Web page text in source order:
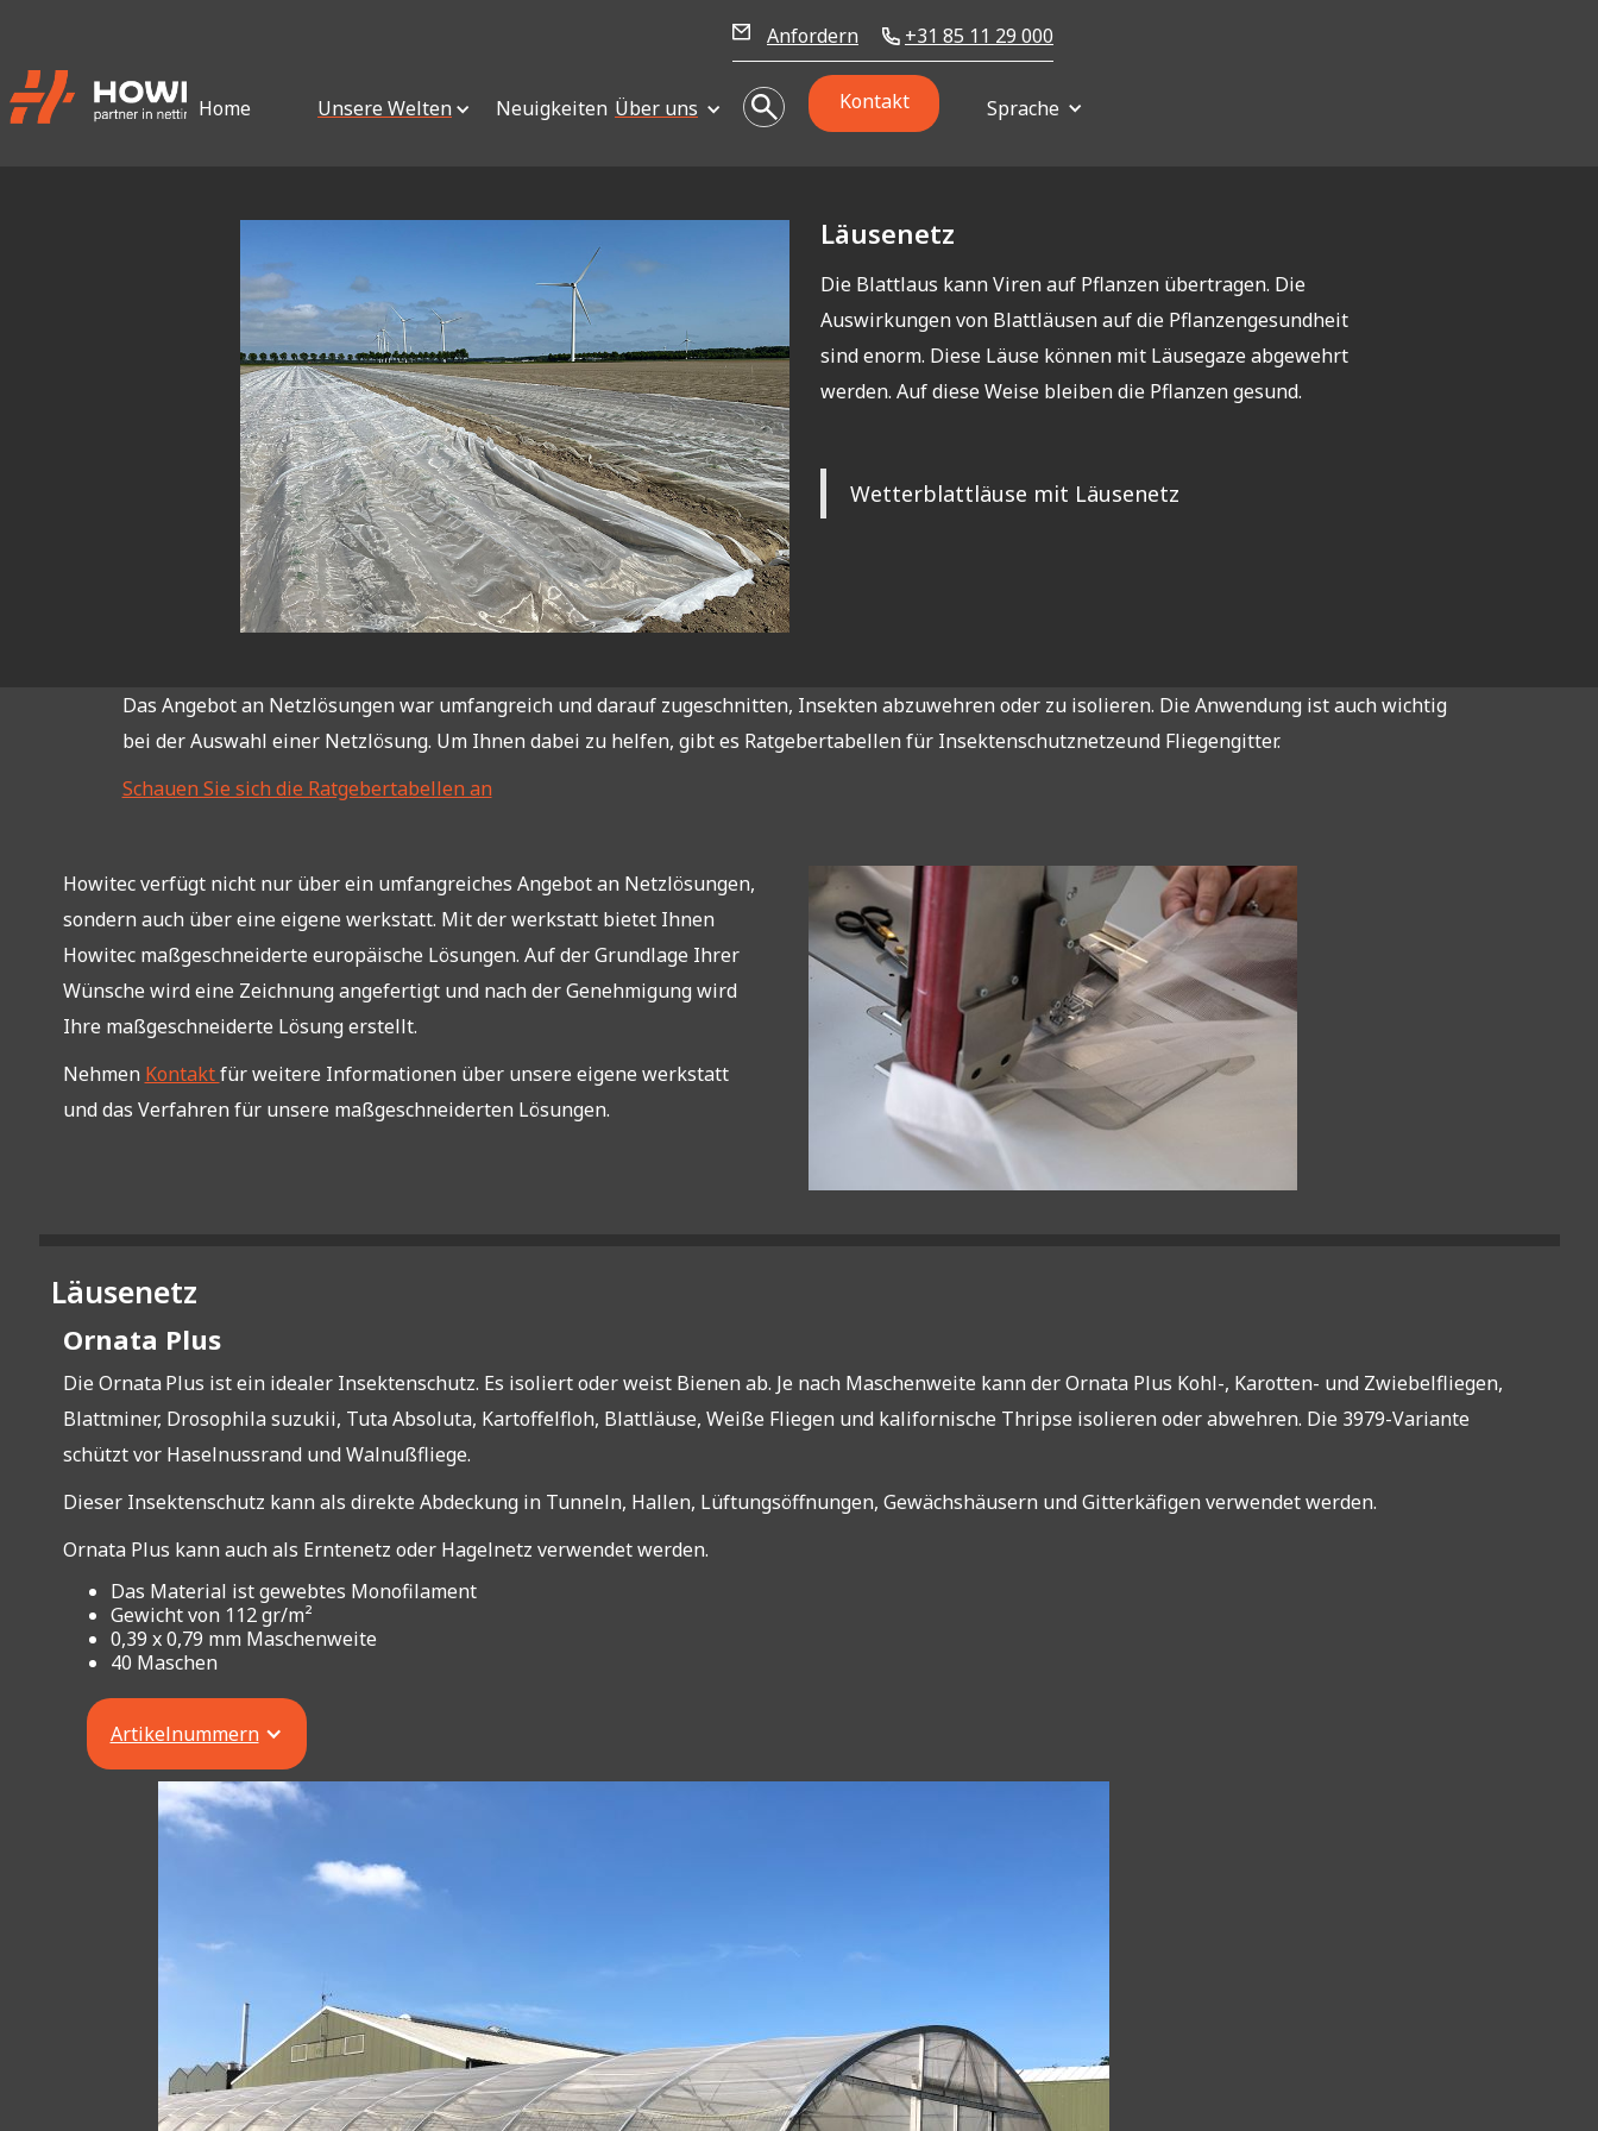
Anfordern +31 85 11 29 000
Home Unsere Welten Neuigkeiten Über uns Kontakt Sprache
Läusenetz
Die Blattlaus kann Viren auf Pflanzen übertragen. Die
Auswirkungen von Blattläusen auf die Pflanzengesundheit
sind enorm. Diese Läuse können mit Läusegaze abgewehrt
werden. Auf diese Weise bleiben die Pflanzen gesund.
Wetterblattläuse mit Läusenetz
Das Angebot an Netzlösungen war umfangreich und darauf zugeschnitten, Insekten abzuwehren oder zu isolieren. Die Anwendung ist auch wichtig
bei der Auswahl einer Netzlösung. Um Ihnen dabei zu helfen, gibt es Ratgebertabellen für Insektenschutznetzeund Fliegengitter.
Schauen Sie sich die Ratgebertabellen an
Howitec verfügt nicht nur über ein umfangreiches Angebot an Netzlösungen,
sondern auch über eine eigene werkstatt. Mit der werkstatt bietet Ihnen
Howitec maßgeschneiderte europäische Lösungen. Auf der Grundlage Ihrer
Wünsche wird eine Zeichnung angefertigt und nach der Genehmigung wird
Ihre maßgeschneiderte Lösung erstellt.
Nehmen Kontaktfür weitere Informationen über unsere eigene werkstatt
und das Verfahren für unsere maßgeschneiderten Lösungen.
Läusenetz
Ornata Plus
Die Ornata Plus ist ein idealer Insektenschutz. Es isoliert oder weist Bienen ab. Je nach Maschenweite kann der Ornata Plus Kohl-, Karotten- und Zwiebelfliegen,
Blattminer, Drosophila suzukii, Tuta Absoluta, Kartoffelfloh, Blattläuse, Weiße Fliegen und kalifornische Thripse isolieren oder abwehren. Die 3979-Variante
schützt vor Haselnussrand und Walnußfliege.
Dieser Insektenschutz kann als direkte Abdeckung in Tunneln, Hallen, Lüftungsöffnungen, Gewächshäusern und Gitterkäfigen verwendet werden.
Ornata Plus kann auch als Erntenetz oder Hagelnetz verwendet werden.
Das Material ist gewebtes Monofilament
Gewicht von 112 gr/m²
0,39 x 0,79 mm Maschenweite
40 Maschen
Artikelnummern